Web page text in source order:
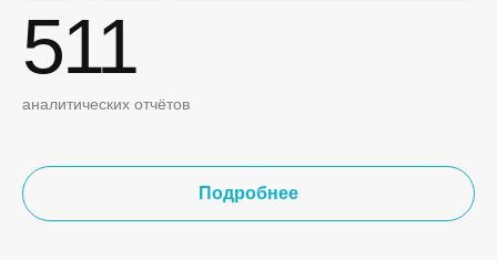
511
аналитических отчётов
Подробнее